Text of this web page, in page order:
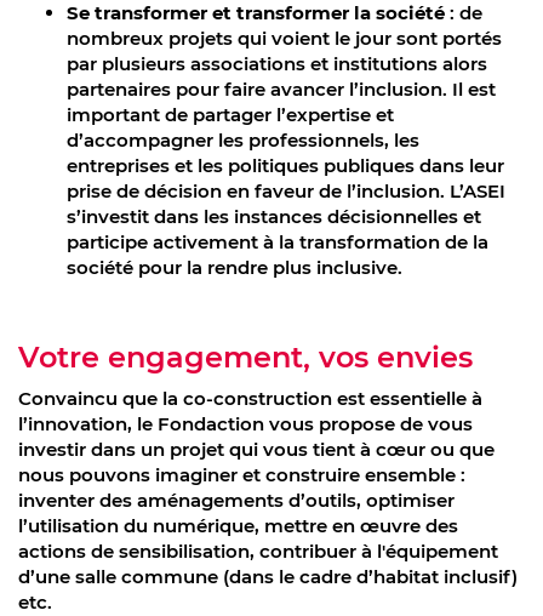
Se transformer et transformer la société : de
nombreux projets qui voient le jour sont portés
par plusieurs associations et institutions alors
partenaires pour faire avancer l’inclusion. Il est
important de partager l’expertise et
d’accompagner les professionnels, les
entreprises et les politiques publiques dans leur
prise de décision en faveur de l’inclusion. L’ASEI
s’investit dans les instances décisionnelles et
participe activement à la transformation de la
société pour la rendre plus inclusive.
Votre engagement, vos envies
Convaincu que la co-construction est essentielle à
l’innovation, le Fondaction vous propose de vous
investir dans un projet qui vous tient à cœur ou que
nous pouvons imaginer et construire ensemble :
inventer des aménagements d’outils, optimiser
l’utilisation du numérique, mettre en œuvre des
actions de sensibilisation, contribuer à l'équipement
d’une salle commune (dans le cadre d’habitat inclusif)
etc.